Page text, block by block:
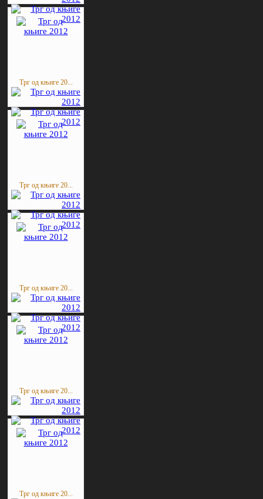
Трг од књиге 20...
Трг од књиге 20...
Трг од књиге 20...
Трг од књиге 20...
Трг од књиге 20...